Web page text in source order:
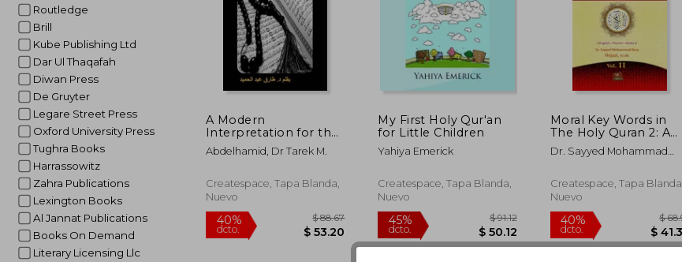
Routledge
Brill
Kube Publishing Ltd
Dar Ul Thaqafah
Diwan Press
De Gruyter
Legare Street Press
Oxford University Press
Tughra Books
Harrassowitz
Zahra Publications
Lexington Books
Al Jannat Publications
Books On Demand
Literary Licensing Llc
45%
dcto.
40%
dcto.
45%
dcto.
A Modern
Interpretation for the
Quran [full Text]: A
Modern Interpretation
Provide Peace and
Tolerance (en Árabe)
Abdelhamid, Dr Tarek M.
Createspace, Tapa Blanda,
Nuevo
My First Holy Qur'an
for Little Children
Yahiya Emerick
Createspace, Tapa Blanda,
Nuevo
Moral Key Words in
The Holy Quran 2: A
Quranic Interpretation
of Moral Key Words
Dr. Sayyed Mohammad
Createspace, Tapa Blanda,
Nuevo